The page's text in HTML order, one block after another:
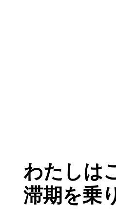
わたしは
滞期を乗